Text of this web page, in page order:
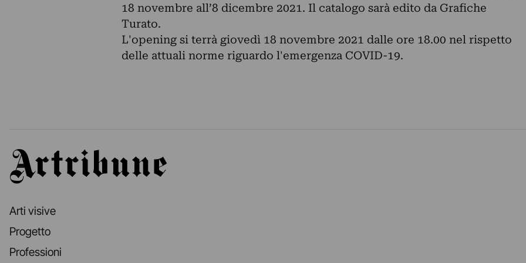
18 novembre all’8 dicembre 2021. Il catalogo sarà edito da Grafiche
Turato.
L'opening si terrà giovedì 18 novembre 2021 dalle ore 18.00 nel rispetto
delle attuali norme riguardo l'emergenza COVID-19.
Artribune
Arti visive
Progetto
Professioni